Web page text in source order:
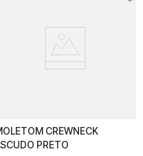
CREWNECK
PRETO
MOLETOM CREWNECK
ESCUDO PRETO